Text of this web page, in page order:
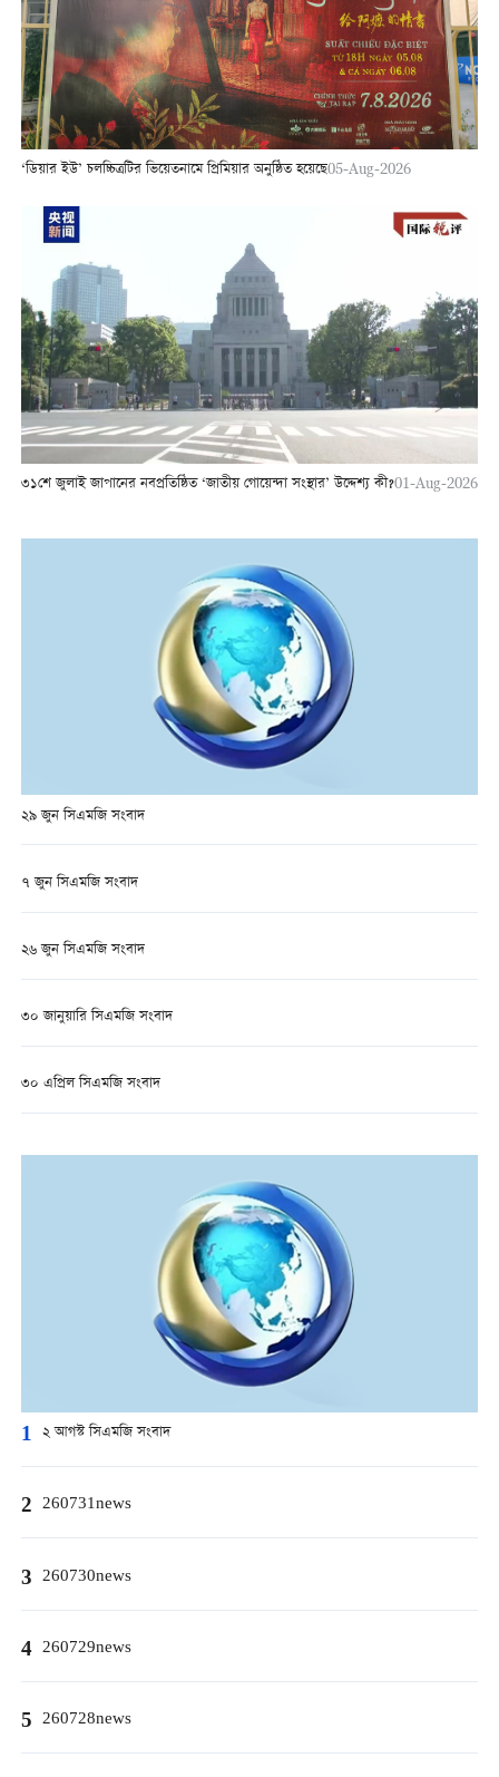
‘ডিয়ার ইউ’ চলচ্চিত্রটির ভিয়েতনামে প্রিমিয়ার অনুষ্ঠিত হয়েছে05-Aug-2026
৩১শে জুলাই জাপানের নবপ্রতিষ্ঠিত ‘জাতীয় গোয়েন্দা সংস্থার’ উদ্দেশ্য কী?01-Aug-2026
২৯ জুন সিএমজি সংবাদ
৭ জুন সিএমজি সংবাদ
২৬ জুন সিএমজি সংবাদ
৩০ জানুয়ারি সিএমজি সংবাদ
৩০ এপ্রিল সিএমজি সংবাদ
1 ২ আগস্ট সিএমজি সংবাদ
2 260731news
3 260730news
4 260729news
5 260728news